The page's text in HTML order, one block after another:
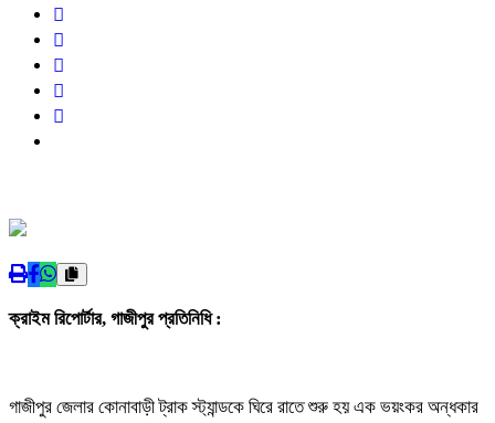
ক্রাইম রিপোর্টার, গাজীপুর প্রতিনিধি :
গাজীপুর জেলার কোনাবাড়ী ট্রাক স্ট্যান্ডকে ঘিরে রাতে শুরু হয় এক ভয়ংকর অন্ধকার